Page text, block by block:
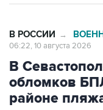
В РОССИИ →
06:22, 10 августа 2026
В
обломков
районе